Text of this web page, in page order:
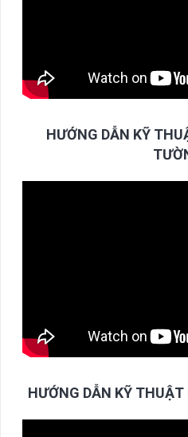
HƯỚNG DẪN KỸ
HƯỚNG DẪN KỸ THUẬT